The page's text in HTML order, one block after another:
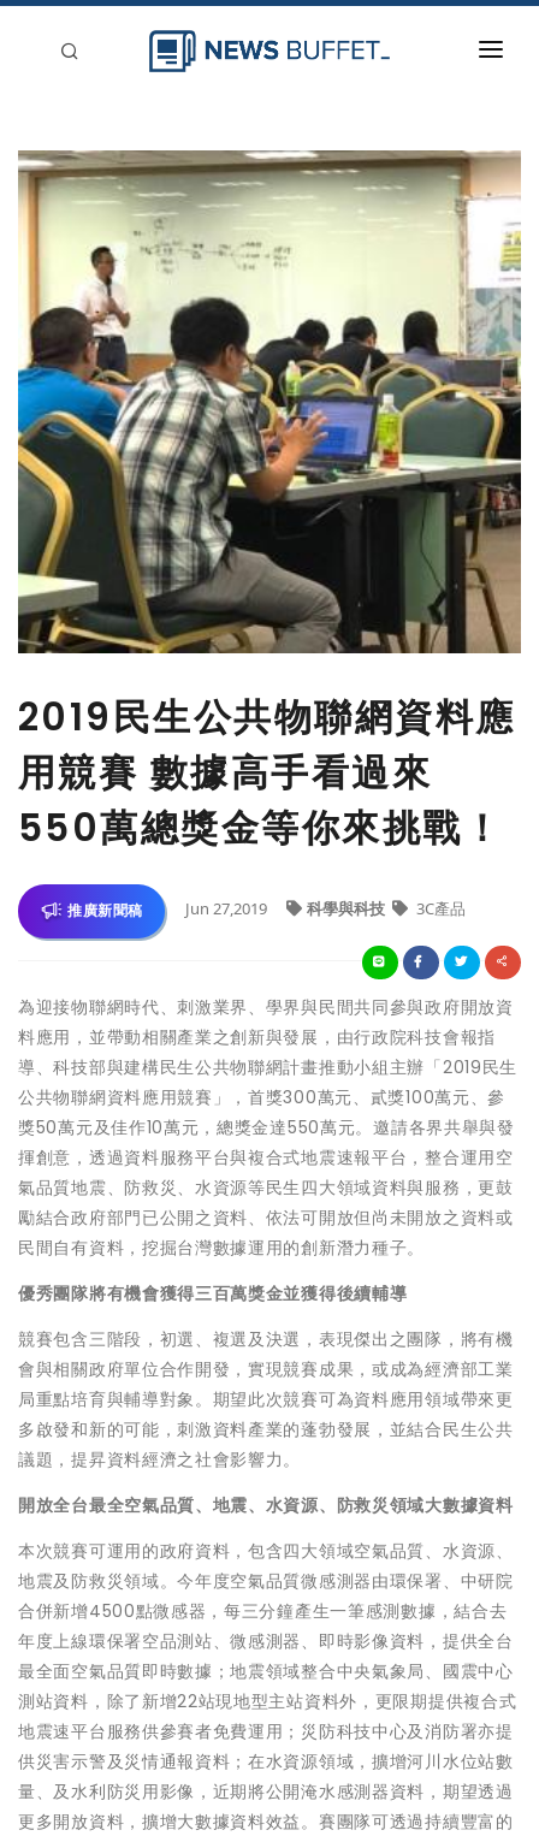
新聞稿分類
刊登
2019民生公共物聯網資料應
用競賽 數據高手看過來
550萬總獎金等你來挑戰！
推廣新聞稿 Jun 27,2019 科學與科技 3C產品
為迎接物聯網時代、刺激業界、學界與民間共同參與政府開放資
料應用，並帶動相關產業之創新與發展，由行政院科技會報指
導、科技部與建構民生公共物聯網計畫推動小組主辦「2019民生
公共物聯網資料應用競賽」，首獎300萬元、貳獎100萬元、參
獎50萬元及佳作10萬元，總獎金達550萬元。邀請各界共舉與發
揮創意，透過資料服務平台與複合式地震速報平台，整合運用空
氣品質地震、防救災、水資源等民生四大領域資料與服務，更鼓
勵結合政府部門已公開之資料、依法可開放但尚未開放之資料或
民間自有資料，挖掘台灣數據運用的創新潛力種子。
優秀團隊將有機會獲得三百萬獎金並獲得後續輔導
競賽包含三階段，初選、複選及決選，表現傑出之團隊，將有機
會與相關政府單位合作開發，實現競賽成果，或成為經濟部工業
局重點培育與輔導對象。期望此次競賽可為資料應用領域帶來更
多啟發和新的可能，刺激資料產業的蓬勃發展，並結合民生公共
議題，提昇資料經濟之社會影響力。
開放全台最全空氣品質、地震、水資源、防救災領域大數據資料
本次競賽可運用的政府資料，包含四大領域空氣品質、水資源、
地震及防救災領域。今年度空氣品質微感測器由環保署、中研院
合併新增4500點微感器，每三分鐘產生一筆感測數據，結合去
年度上線環保署空品測站、微感測器、即時影像資料，提供全台
最全面空氣品質即時數據；地震領域整合中央氣象局、國震中心
測站資料，除了新增22站現地型主站資料外，更限期提供複合式
地震速平台服務供參賽者免費運用；災防科技中心及消防署亦提
供災害示警及災情通報資料；在水資源領域，擴增河川水位站數
量、及水利防災用影像，近期將公開淹水感測器資料，期望透過
更多開放資料，擴增大數據資料效益。賽團隊可透過持續豐富的